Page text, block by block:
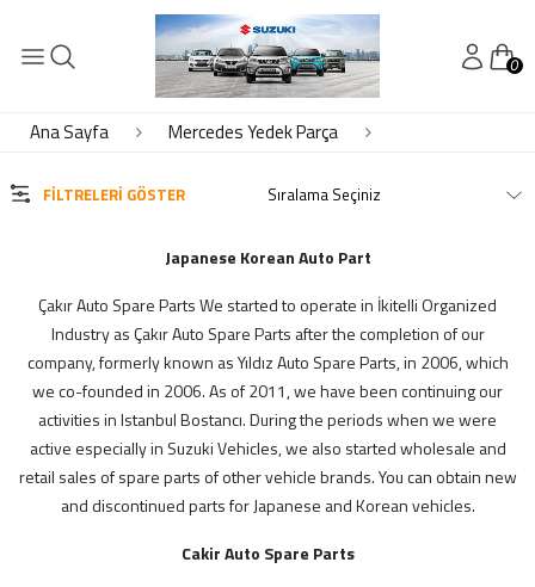
0
KATEGORİLER
Bmw Yedek Parça
Byd Yedek Parça
DAİHATSU
Daihatsu Yedek Parça
Dfm Dfsk Yedek Parça
Ford Yedek Parça
Geely Yedek Parça
Honda Yedek Parça
Ana Sayfa Mercedes Yedek Parça
FILTRELERI GÖSTER
Japanese Korean Auto Part
Çakır Auto Spare Parts We started to operate in İkitelli Organized
Industry as Çakır Auto Spare Parts after the completion of our
company, formerly known as Yıldız Auto Spare Parts, in 2006, which
we co-founded in 2006. As of 2011, we have been continuing our
activities in Istanbul Bostancı. During the periods when we were
active especially in Suzuki Vehicles, we also started wholesale and
retail sales of spare parts of other vehicle brands. You can obtain new
and discontinued parts for Japanese and Korean vehicles.
Cakir Auto Spare Parts